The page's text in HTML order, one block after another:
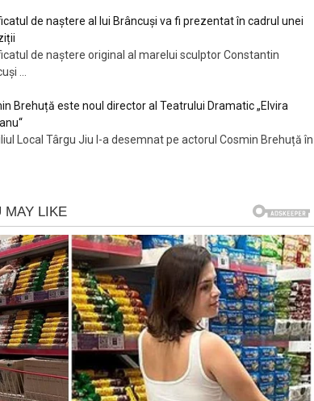
de naștere al lui Brâncuși va fi prezentat în cadrul unei
de naștere original al marelui sculptor Constantin
Brehuță este noul director al Teatrului Dramatic „Elvira
Local Târgu Jiu l-a desemnat pe actorul Cosmin Brehuță în